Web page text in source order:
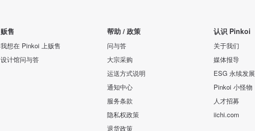
贩售
我想在 Pinkoi 上贩售
设计馆问与答
帮助 / 政策
问与答
大宗采购
运送方式说明
通知中心
服务条款
隐私权政策
退货政策
认识 Pinkoi
关于我们
媒体报导
ESG 永续发展
Pinkoi 小怪物
人才招募
iichi.com